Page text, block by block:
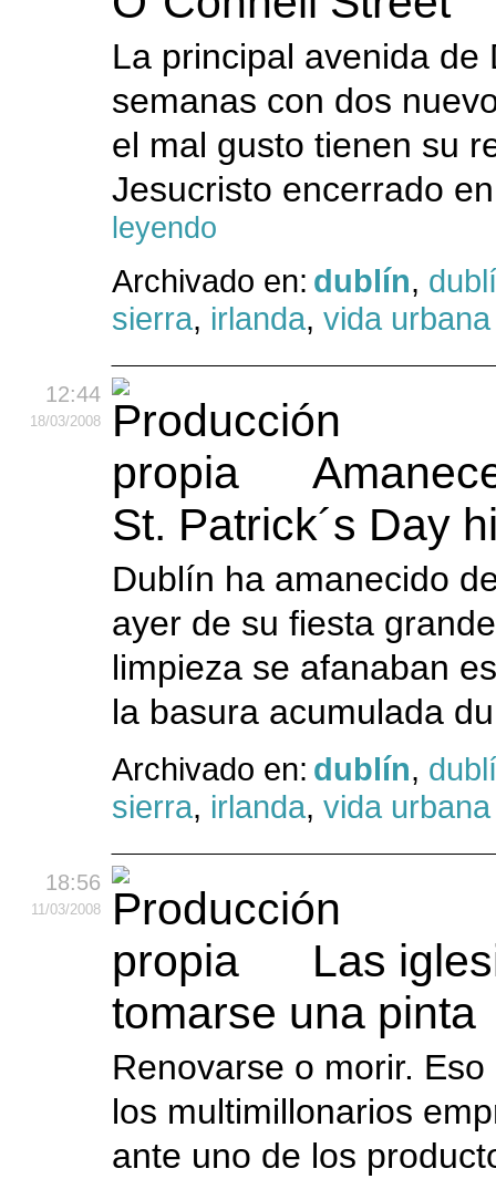
La principal avenida
semanas con dos
el mal gusto tienen su
Jesucristo encerrado
leyendo
Archivado en: dublín,
sierra, irlanda, vida urbana
12:44
18/03/2008
St. Patrick´s Day
Dublín ha amanecido
ayer de su fiesta
limpieza se afanaban
la basura acumulada
Archivado en: dublín,
sierra, irlanda, vida urbana
18:56
11/03/2008
Las
tomarse una pinta
Renovarse o morir.
los multimillonarios
ante uno de los